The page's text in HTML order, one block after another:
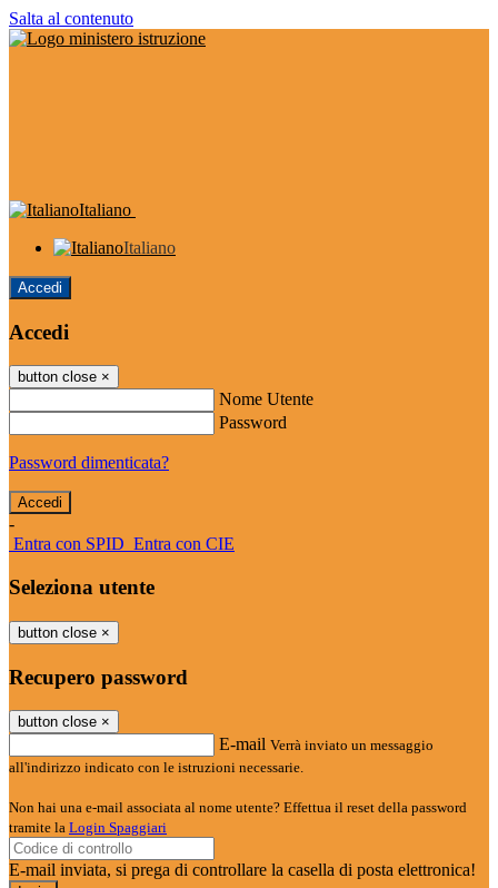
Salta al contenuto
Italiano
Italiano
Accedi
Accedi
button close ×
Nome Utente
Password
Password dimenticata?
-
Entra con SPID Entra con CIE
Seleziona utente
button close ×
Recupero password
button close ×
E-mail Verrà inviato un messaggio
all'indirizzo indicato con le istruzioni necessarie.
Non hai una e-mail associata al nome utente? Effettua il reset della password
tramite la Login Spaggiari
E-mail inviata, si prega di controllare la casella di posta elettronica!